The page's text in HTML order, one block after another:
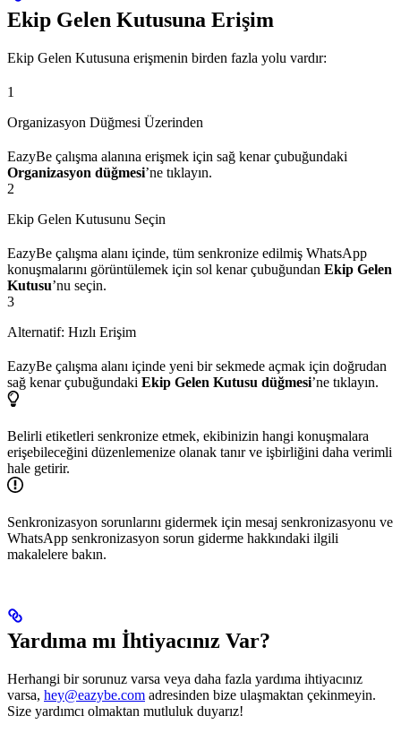
Ekip Gelen Kutusuna Erişim
Ekip Gelen Kutusuna erişmenin birden fazla yolu vardır:
1
Organizasyon Düğmesi Üzerinden
EazyBe çalışma alanına erişmek için sağ kenar çubuğundaki
Organizasyon düğmesi’ne tıklayın.
2
Ekip Gelen Kutusunu Seçin
EazyBe çalışma alanı içinde, tüm senkronize edilmiş WhatsApp
konuşmalarını görüntülemek için sol kenar çubuğundan Ekip Gelen
Kutusu’nu seçin.
3
Alternatif: Hızlı Erişim
EazyBe çalışma alanı içinde yeni bir sekmede açmak için doğrudan
sağ kenar çubuğundaki Ekip Gelen Kutusu düğmesi’ne tıklayın.
Belirli etiketleri senkronize etmek, ekibinizin hangi konuşmalara
erişebileceğini düzenlemenize olanak tanır ve işbirliğini daha verimli
hale getirir.
Senkronizasyon sorunlarını gidermek için mesaj senkronizasyonu ve
WhatsApp senkronizasyon sorun giderme hakkındaki ilgili
makalelere bakın.
Yardıma mı İhtiyacınız Var?
Herhangi bir sorunuz varsa veya daha fazla yardıma ihtiyacınız
varsa, hey@eazybe.com adresinden bize ulaşmaktan çekinmeyin.
Size yardımcı olmaktan mutluluk duyarız!